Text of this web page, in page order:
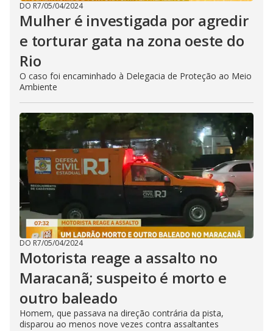
DO R7/05/04/2024
Mulher é investigada por agredir
e torturar gata na zona oeste do
Rio
O caso foi encaminhado à Delegacia de Proteção ao Meio
Ambiente
DO R7/05/04/2024
Motorista reage a assalto no
Maracanã; suspeito é morto e
outro baleado
Homem, que passava na direção contrária da pista,
disparou ao menos nove vezes contra assaltantes